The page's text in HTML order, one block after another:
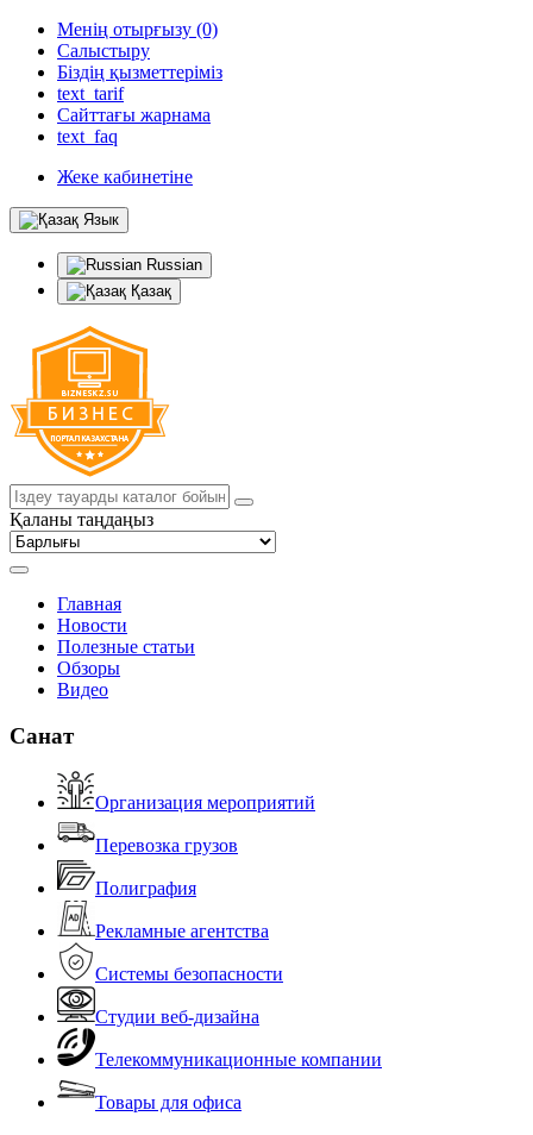
Менің отырғызу (0)
Салыстыру
Біздің қызметтеріміз
text_tarif
Сайттағы жарнама
text_faq
Жеке кабинетіне
Язык
Russian
Қазақ
Қаланы таңдаңыз
Главная
Новости
Полезные статьи
Обзоры
Видео
Санат
Организация мероприятий
Перевозка грузов
Полиграфия
Рекламные агентства
Системы безопасности
Студии веб-дизайна
Телекоммуникационные компании
Товары для офиса